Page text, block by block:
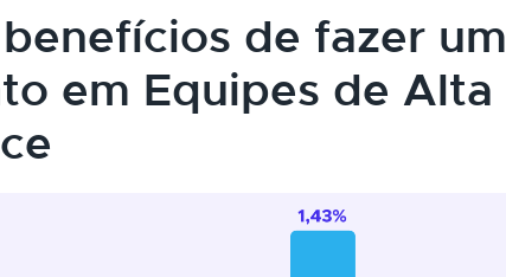
de fazer um
em Equipes de Alta